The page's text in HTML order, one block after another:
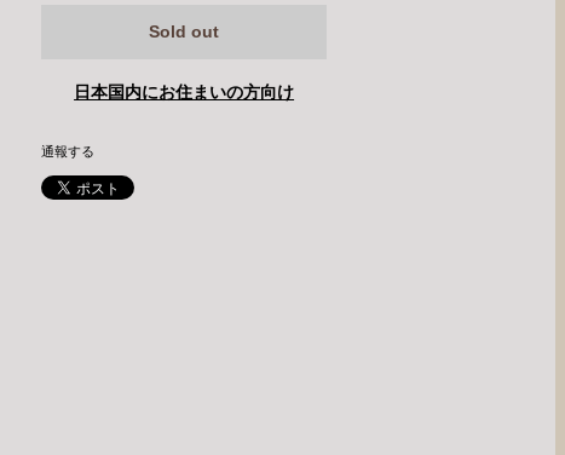
Sold out
日本国内にお住まいの方向け
通報する